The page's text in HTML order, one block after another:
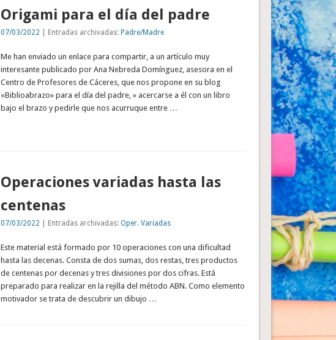
Origami para el día del padre
07/03/2022 | Entradas archivadas: Padre/Madre
Me han enviado un enlace para compartir, a un artículo muy
interesante publicado por Ana Nebreda Domínguez, asesora en el
Centro de Profesores de Cáceres, que nos propone en su blog
«Biblioabrazo» para el día del padre, » acercarse a él con un libro
bajo el brazo y pedirle que nos acurruque entre …
Operaciones variadas hasta las
centenas
07/03/2022 | Entradas archivadas: Oper. Variadas
Este material está formado por 10 operaciones con una dificultad
hasta las decenas. Consta de dos sumas, dos restas, tres productos
de centenas por decenas y tres divisiones por dos cifras. Está
preparado para realizar en la rejilla del método ABN. Como elemento
motivador se trata de descubrir un dibujo …